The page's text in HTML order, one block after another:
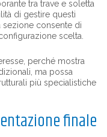
tra trave e soletta
di gestire questi
sezione consente di
scelta.
perché mostra
ma possa
più specialistiche
finale